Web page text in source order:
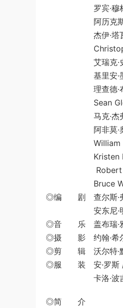
罗宾·穆林斯
阿历克斯·哈
杰伊·塔瓦尔
Christopher
艾瑞克·史密
基里安·墨菲
理查德·布雷
Sean
马克·杰弗里·
阿非莫·奥米
William
Kristen Nicole
Robert
Bruce
◎编 剧 查尔斯·弗
安东尼·明格
◎音 乐 盖布瑞·雅
◎摄 影 约翰·希
◎剪 辑 沃尔特·默
◎服 装 安·罗斯 /
卡洛·波吉奥
◎简 介